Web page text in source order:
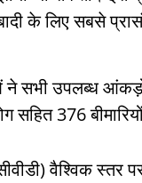
के लिए सबसे
ने सभी उपलब्ध
सहित 376
वैश्विक स्तर